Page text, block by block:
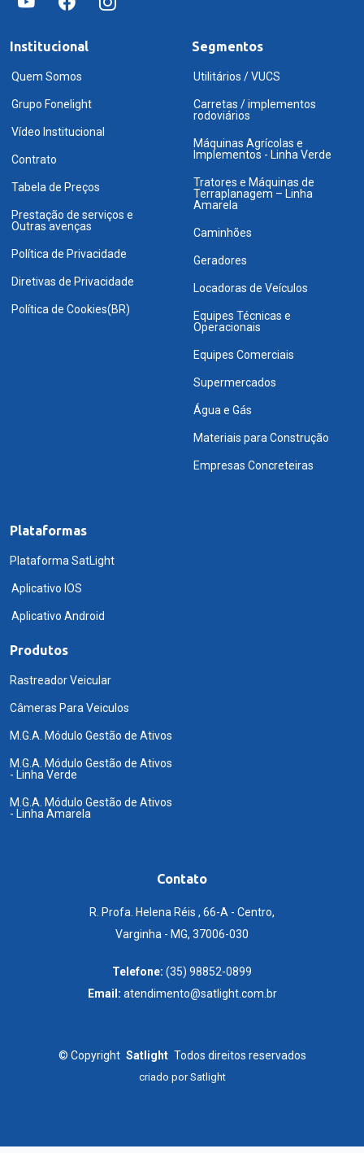
Institucional
Quem Somos
Grupo Fonelight
Vídeo Institucional
Contrato
Tabela de Preços
Prestação de serviços e
Outras avenças
Política de Privacidade
Diretivas de Privacidade
Política de Cookies(BR)
Segmentos
Utilitários / VUCS
Carretas / implementos
rodoviários
Máquinas Agrícolas e
Implementos - Linha Verde
Tratores e Máquinas de
Terraplanagem – Linha
Amarela
Caminhões
Geradores
Locadoras de Veículos
Equipes Técnicas e
Operacionais
Equipes Comerciais
Supermercados
Água e Gás
Materiais para Construção
Empresas Concreteiras
Plataformas
Plataforma SatLight
Aplicativo IOS
Aplicativo Android
Produtos
Rastreador Veicular
Câmeras Para Veiculos
M.G.A. Módulo Gestão de Ativos
M.G.A. Módulo Gestão de Ativos
- Linha Verde
M.G.A. Módulo Gestão de Ativos
- Linha Amarela
Contato
R. Profa. Helena Réis , 66-A - Centro,
Varginha - MG, 37006-030
Telefone: (35) 98852-0899
Email: atendimento@satlight.com.br
© Copyright Satlight Todos direitos reservados
criado porSatlight